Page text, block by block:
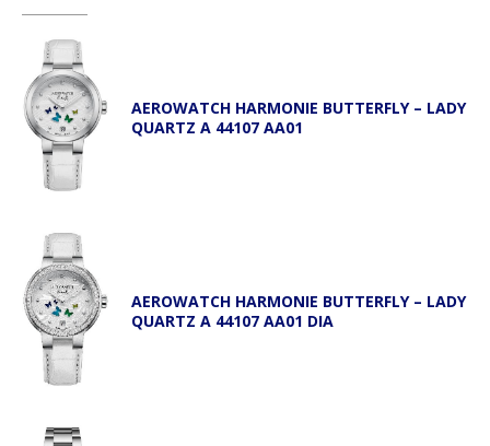
AEROWATCH HARMONIE BUTTERFLY – LADY
QUARTZ A 44107 AA01
AEROWATCH HARMONIE BUTTERFLY – LADY
QUARTZ A 44107 AA01 DIA